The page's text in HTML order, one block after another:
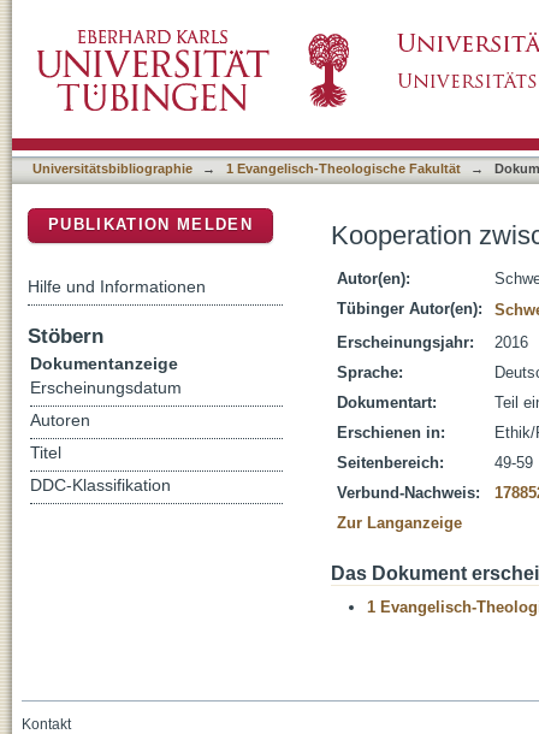
Universitätsbibliographie → 1 Evangelisch-Theologische Fakultät →
Kooperation
Autor(en):
Tübinger Autor(en):
Erscheinungsjahr:
2016
Sprache:
Dokumentart:
Teil
Erschienen in:
Seitenbereich:
49-59
Verbund-Nachweis:
Zur Langanzeige
Das Dokument
1 Evangelisch-
PUBLIKATION MELDEN
Hilfe und Informationen
Stöbern
Dokumentanzeige
Erscheinungsdatum
Autoren
Titel
DDC-Klassifikation
Kontakt